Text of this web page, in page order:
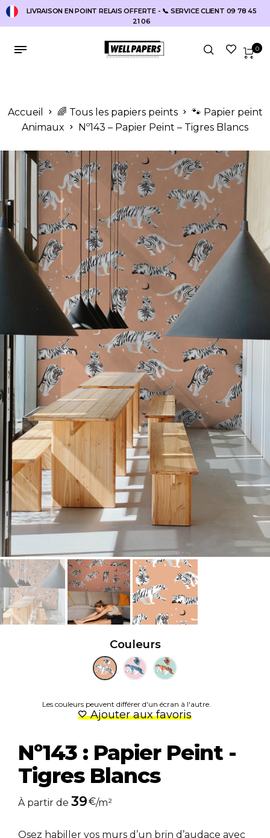
LIVRAISON EN POINT RELAIS OFFERTE - 📞 SERVICE CLIENT 09 78 45
21 06
0
Accueil 🌈 Tous les papiers peints
🐾 Papier peint
Animaux
Nº143 – Papier Peint – Tigres Blancs
Couleurs
Les couleurs peuvent différer d'un écran à l'autre.
Ajouter aux favoris
Nº143 : Papier Peint -
Tigres Blancs
À partir de 39€/m²
Osez habiller vos murs d’un brin d’audace avec